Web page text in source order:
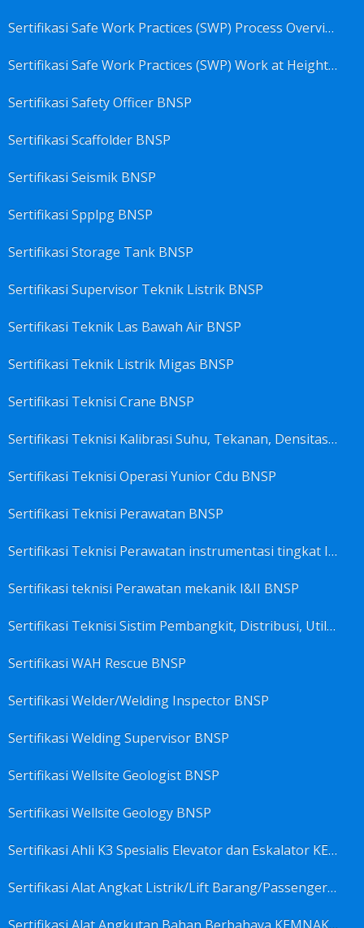
Sertifikasi Safe Work Practices (SWP) Process Overview and Awareness BNSP
Sertifikasi Safe Work Practices (SWP) Work at Height BNSP
Sertifikasi Safety Officer BNSP
Sertifikasi Scaffolder BNSP
Sertifikasi Seismik BNSP
Sertifikasi Spplpg BNSP
Sertifikasi Storage Tank BNSP
Sertifikasi Supervisor Teknik Listrik BNSP
Sertifikasi Teknik Las Bawah Air BNSP
Sertifikasi Teknik Listrik Migas BNSP
Sertifikasi Teknisi Crane BNSP
Sertifikasi Teknisi Kalibrasi Suhu, Tekanan, Densitas, Volume BNSP
Sertifikasi Teknisi Operasi Yunior Cdu BNSP
Sertifikasi Teknisi Perawatan BNSP
Sertifikasi Teknisi Perawatan instrumentasi tingkat I BNSP
Sertifikasi teknisi Perawatan mekanik I&II BNSP
Sertifikasi Teknisi Sistim Pembangkit, Distribusi, Utilitas BNSP
Sertifikasi WAH Rescue BNSP
Sertifikasi Welder/Welding Inspector BNSP
Sertifikasi Welding Supervisor BNSP
Sertifikasi Wellsite Geologist BNSP
Sertifikasi Wellsite Geology BNSP
Sertifikasi Ahli K3 Spesialis Elevator dan Eskalator KEMNAKER
Sertifikasi Alat Angkat Listrik/Lift Barang/Passenger Hoist KEMNAKER